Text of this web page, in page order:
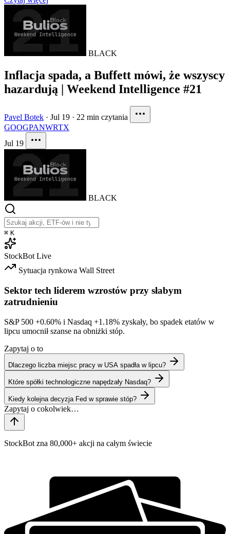
BLACK
Inflacja spada, a Buffett mówi, że wszyscy
hazardują | Weekend Intelligence #21
Pavel Botek · Jul 19 · 22 min czytania
GOOGPANWRTX
Jul 19
BLACK
⌘ K
StockBot Live
Sytuacja rynkowa Wall Street
Sektor tech liderem wzrostów przy słabym
zatrudnieniu
S&P 500 +0.60% i Nasdaq +1.18% zyskały, bo spadek etatów w
lipcu umocnił szanse na obniżki stóp.
Zapytaj o to
Dlaczego liczba miejsc pracy w USA spadła w lipcu?
Które spółki technologiczne napędzały Nasdaq?
Kiedy kolejna decyzja Fed w sprawie stóp?
StockBot zna 80,000+ akcji na całym świecie